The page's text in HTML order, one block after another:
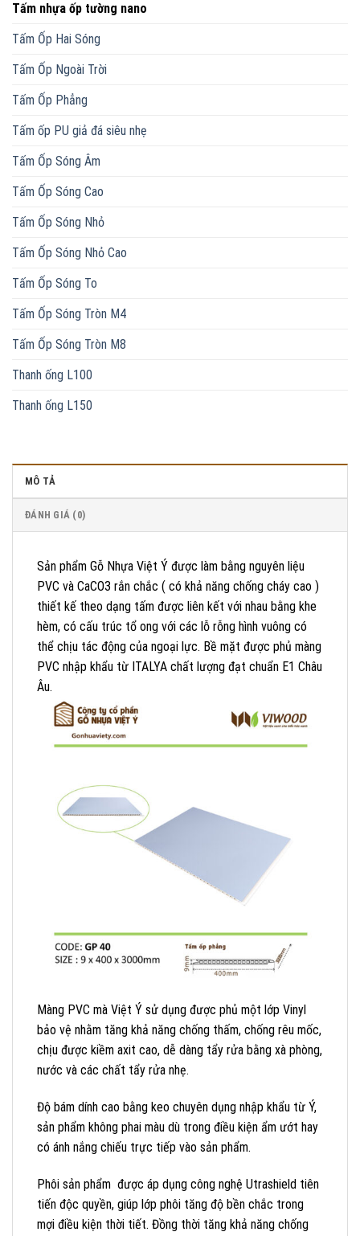
Tấm nhựa ốp tường nano
Tấm Ốp Hai Sóng
Tấm Ốp Ngoài Trời
Tấm Ốp Phẳng
Tấm ốp PU giả đá siêu nhẹ
Tấm Ốp Sóng Âm
Tấm Ốp Sóng Cao
Tấm Ốp Sóng Nhỏ
Tấm Ốp Sóng Nhỏ Cao
Tấm Ốp Sóng To
Tấm Ốp Sóng Tròn M4
Tấm Ốp Sóng Tròn M8
Thanh ống L100
Thanh ống L150
MÔ TẢ
ĐÁNH GIÁ (0)
Sản phẩm Gỗ Nhựa Việt Ý được làm bằng nguyên liệu
PVC và CaCO3 rắn chắc ( có khả năng chống cháy cao )
thiết kế theo dạng tấm được liên kết với nhau bằng khe
hèm, có cấu trúc tổ ong với các lỗ rỗng hình vuông có
thể chịu tác động của ngoại lực. Bề mặt được phủ màng
PVC nhập khẩu từ ITALYA chất lượng đạt chuẩn E1 Châu
Âu.
Màng PVC mà Việt Ý sử dụng được phủ một lớp Vinyl
bảo vệ nhằm tăng khả năng chống thấm, chống rêu mốc,
chịu được kiềm axit cao, dễ dàng tẩy rửa bằng xà phòng,
nước và các chất tẩy rửa nhẹ.
Độ bám dính cao bằng keo chuyên dụng nhập khẩu từ Ý,
sản phẩm không phai màu dù trong điều kiện ẩm ướt hay
có ánh nắng chiếu trực tiếp vào sản phẩm.
Phôi sản phẩm được áp dụng công nghệ Utrashield tiên
tiến độc quyền, giúp lớp phôi tăng độ bền chắc trong
mợi điều kiện thời tiết. Đồng thời tăng khả năng chống